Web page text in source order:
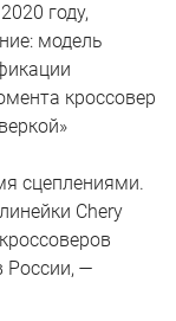
году,
модель
кроссовер
сцеплениями.
Сhery
России, —